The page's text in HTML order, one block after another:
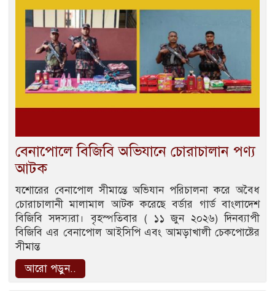
বেনাপোলে বিজিবি অভিযানে চোরাচালান পণ্য
আটক
যশোরের বেনাপোল সীমান্তে অভিযান পরিচালনা করে অবৈধ
চোরাচালানী মালামাল আটক করেছে বর্ডার গার্ড বাংলাদেশ
বিজিবি সদস্যরা। বৃহস্পতিবার ( ১১ জুন ২০২৬) দিনব্যাপী
বিজিবি এর বেনাপোল আইসিপি এবং আমড়াখালী চেকপোষ্টের
সীমান্ত
আরো পড়ুন..